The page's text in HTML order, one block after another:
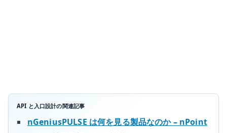
プ
API と入口設計の関連記事
nGeniusPULSE は何を見る製品なのか – nPoint